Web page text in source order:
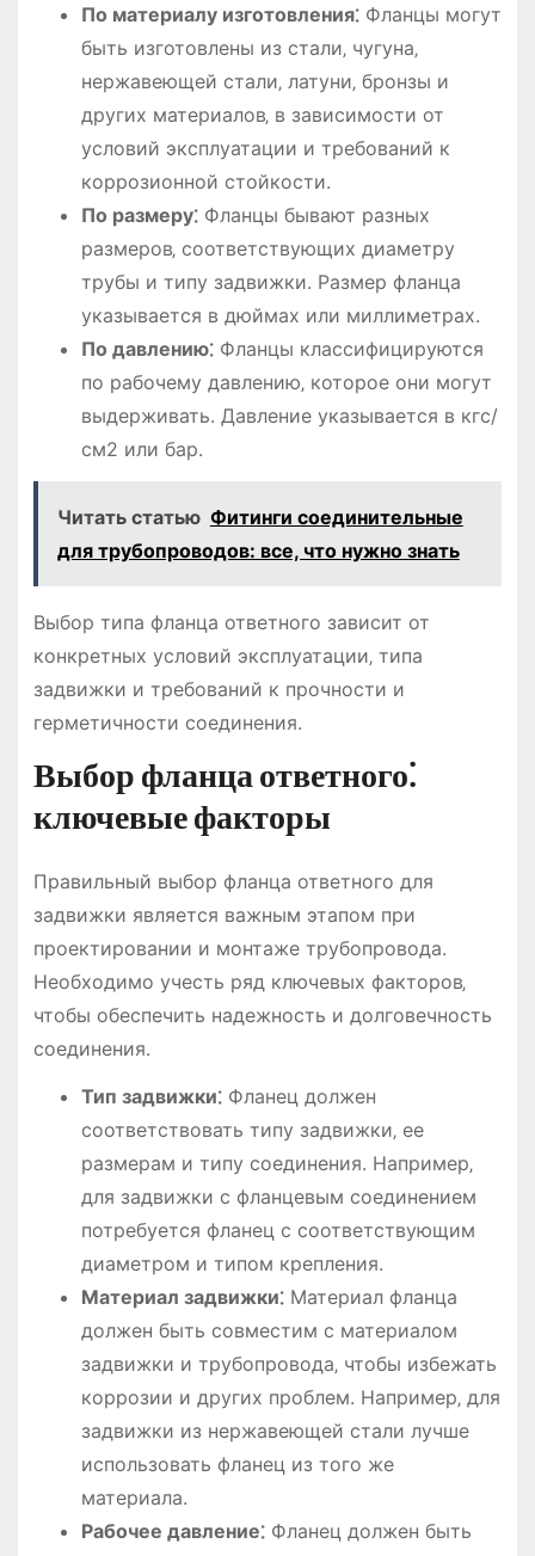
По материалу изготовления⁚Фланцы могут
быть изготовлены из стали‚ чугуна‚
нержавеющей стали‚ латуни‚ бронзы и
других материалов‚ в зависимости от
условий эксплуатации и требований к
коррозионной стойкости.
По размеру⁚Фланцы бывают разных
размеров‚ соответствующих диаметру
трубы и типу задвижки. Размер фланца
указывается в дюймах или миллиметрах.
По давлению⁚Фланцы классифицируются
по рабочему давлению‚ которое они могут
выдерживать. Давление указывается в кгс/
см2 или бар.
Читать статью Фитинги соединительные
для трубопроводов: все, что нужно знать
Выбор типа фланца ответного зависит от
конкретных условий эксплуатации‚ типа
задвижки и требований к прочности и
герметичности соединения.
Выбор фланца ответного⁚
ключевые факторы
Правильный выбор фланца ответного для
задвижки является важным этапом при
проектировании и монтаже трубопровода.
Необходимо учесть ряд ключевых факторов‚
чтобы обеспечить надежность и долговечность
соединения.
Тип задвижки⁚Фланец должен
соответствовать типу задвижки‚ ее
размерам и типу соединения. Например‚
для задвижки с фланцевым соединением
потребуется фланец с соответствующим
диаметром и типом крепления.
Материал задвижки⁚Материал фланца
должен быть совместим с материалом
задвижки и трубопровода‚ чтобы избежать
коррозии и других проблем. Например‚ для
задвижки из нержавеющей стали лучше
использовать фланец из того же
материала.
Рабочее давление⁚Фланец должен быть